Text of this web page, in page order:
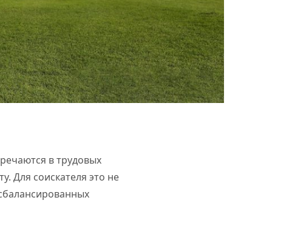
в трудовых
Для соискателя это не